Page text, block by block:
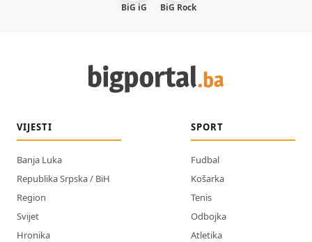
BiG iG BiG Rock
VIJESTI
Banja Luka
Republika Srpska / BiH
Region
Svijet
Hronika
SPORT
Fudbal
Košarka
Tenis
Odbojka
Atletika